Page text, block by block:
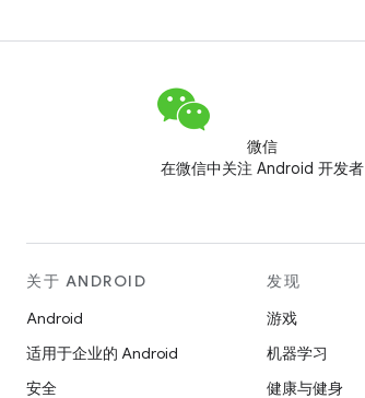
微信
在微信中关注 Android 开发者
关于 ANDROID
Android
适用于企业的 Android
安全
发现
游戏
机器学习
健康与健身